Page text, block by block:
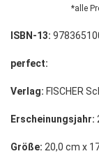
*alle
ISBN-13:
perfect:
Verlag: FISCHER
Erscheinungsjahr:
Größe: 20,0 cm x